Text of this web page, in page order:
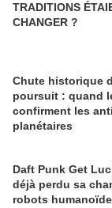
TRADITIONS
CHANGER ?
Chute historique
poursuit : quand
confirment les
planétaires
Daft Punk Get
déjà perdu sa
robots